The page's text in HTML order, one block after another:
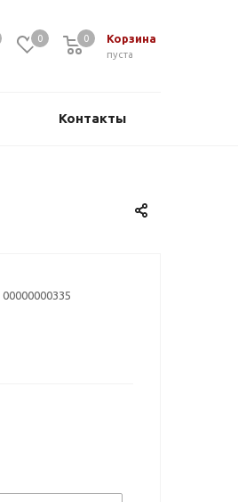
0 Корзина
0
пуста
0
Контакты
00000000335